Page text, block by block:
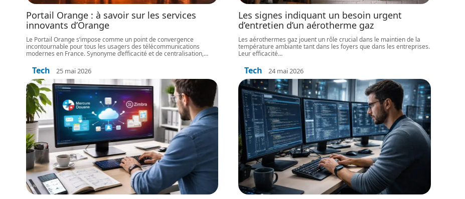
Portail Orange : à savoir sur les services
innovants d’Orange
Le Portail Orange s’impose comme un point de convergence
incontournable pour tous les usagers des télécommunications
modernes en France. Synonyme d’efficacité et de centralisation,…
Tech 25 mai 2026
Les signes indiquant un besoin urgent
d’entretien d’un aérotherme gaz
Les aérothermes gaz jouent un rôle crucial dans le maintien de la
température ambiante tant dans les foyers que dans les entreprises.
Leur efficacité…
Tech 24 mai 2026